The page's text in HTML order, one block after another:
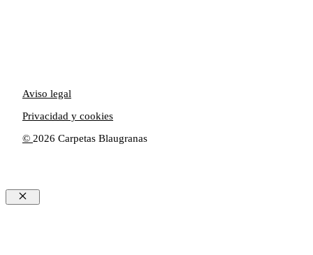
© 2026 Carpetas Blaugranas
Aviso legal
Privacidad y cookies
Cerrar